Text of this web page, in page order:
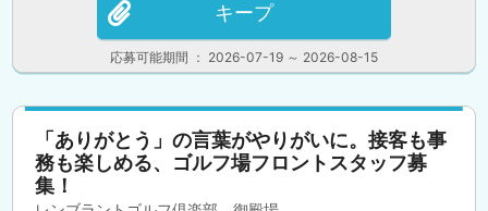
応募可能期間 ： 2026-07-19 ～ 2026-08-15
キープ
「ありがとう」の言葉がやりがいに。接客も事
務も楽しめる、ゴルフ場フロントスタッフ募
集！